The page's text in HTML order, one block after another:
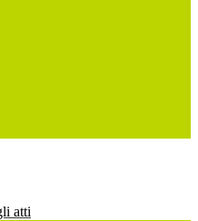
atti